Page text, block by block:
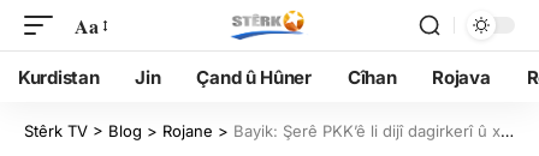
Aa
Kurdistan Jin Çand û Hûner Cîhan Rojava
Stêrk TV > Blog > Rojane > Bayik: Şerê PKK’ê li dijî dagirkerî û xiyanetkaran e